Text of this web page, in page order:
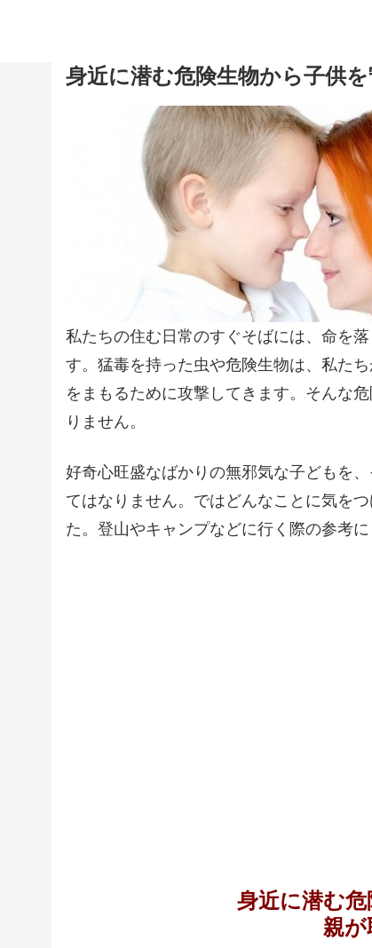
身近に潜む危険生物から子供
私たちの住む日常のすぐそばには、命を
す。猛毒を持った虫や危険生物は、私た
をまもるために攻撃してきます。そんな
りません。
好奇心旺盛なばかりの無邪気な子どもを
てはなりません。ではどんなことに気を
た。登山やキャンプなどに行く際の参考
身近に潜む危
親